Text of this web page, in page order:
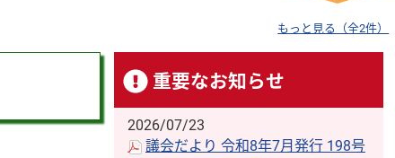
もっと見る（全2件）
重要なお知らせ
2026/07/23
議会だより 令和8年7月発行 198号